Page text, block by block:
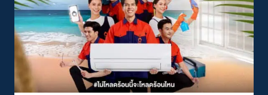
กว่า
2,000
ทีม!
ยก
ระดับ
บริการ
ซ่อม
ห้อง